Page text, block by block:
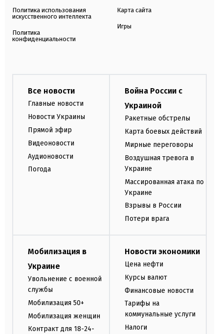
Политика использования
искусственного интеллекта
Политика
конфиденциальности
Карта сайта
Игры
Все новости
Главные новости
Новости Украины
Прямой эфир
Видеоновости
Аудионовости
Погода
Война России с
Украиной
Ракетные обстрелы
Карта боевых действий
Мирные переговоры
Воздушная тревога в
Украине
Массированная атака по
Украине
Взрывы в России
Потери врага
Мобилизация в
Украине
Увольнение с военной
службы
Мобилизация 50+
Мобилизация женщин
Контракт для 18-24-
Новости экономики
Цена нефти
Курсы валют
Финансовые новости
Тарифы на
коммунальные услуги
Налоги